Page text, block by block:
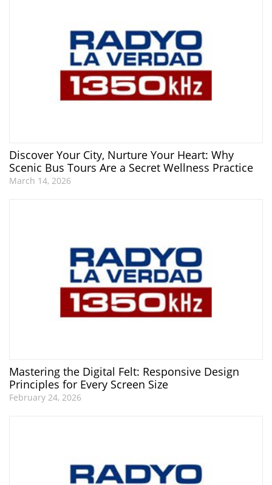
Discover Your City, Nurture Your Heart: Why
Scenic Bus Tours Are a Secret Wellness Practice
March 14, 2026
Mastering the Digital Felt: Responsive Design
Principles for Every Screen Size
February 24, 2026